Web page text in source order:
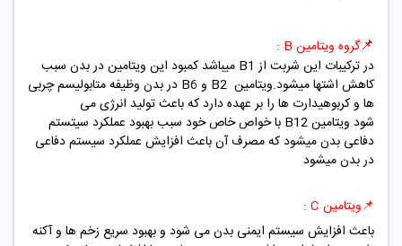
📌گروه ویتامین B :
در ترکیبات این شربت از B1 میباشد کمبود این ویتامین در بدن سبب
کاهش اشتها میشود.ویتامین B2 و B6 در بدن وظیفه متابولیسم چربی
ها و کربوهیدارت ها را بر عهده دارد که باعث تولید انرژی می
شود.
ویتامین B12 با خواص خاص خود سبب بهبود عملکرد سیتستم
دفاعی بدن میشود که مصرف آن باعث افزایش عملکرد سیستم دفاعی
در بدن میشود
📌ویتامین C :
باعث افزایش سیستم ایمنی بدن می شود و بهبود سریع زخم ها و آکنه